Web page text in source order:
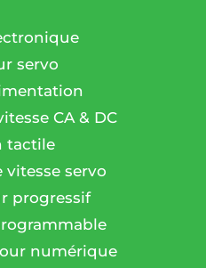
servo
CA & DC
tactile
vitesse servo
progressif
numérique